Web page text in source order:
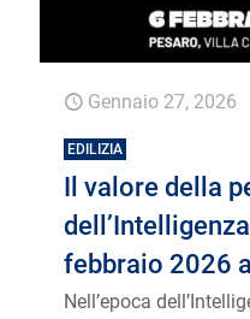
Gennaio 27, 2026
EDILIZIA
Il valore della
febbraio 2026
Nell’epoca